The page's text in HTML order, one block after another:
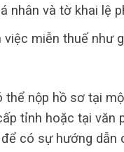
nhân và tờ khai lệ
miễn thuế như
nộp hồ sơ tại
tỉnh hoặc tại văn
có sự hướng dẫn